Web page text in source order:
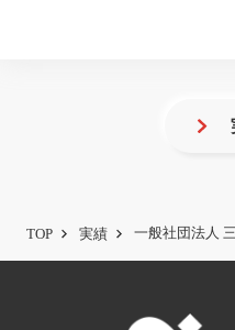
TOP 実績 一般社団法人